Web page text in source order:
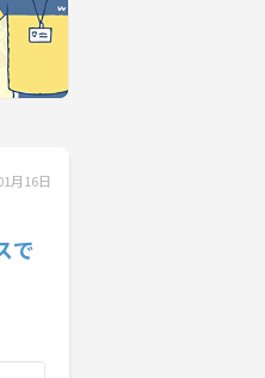
月16日
で